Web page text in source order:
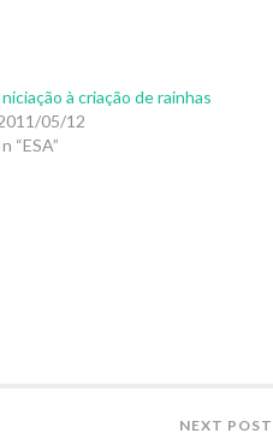
à criação de rainhas
05/12
“ESA”
NEXT POST